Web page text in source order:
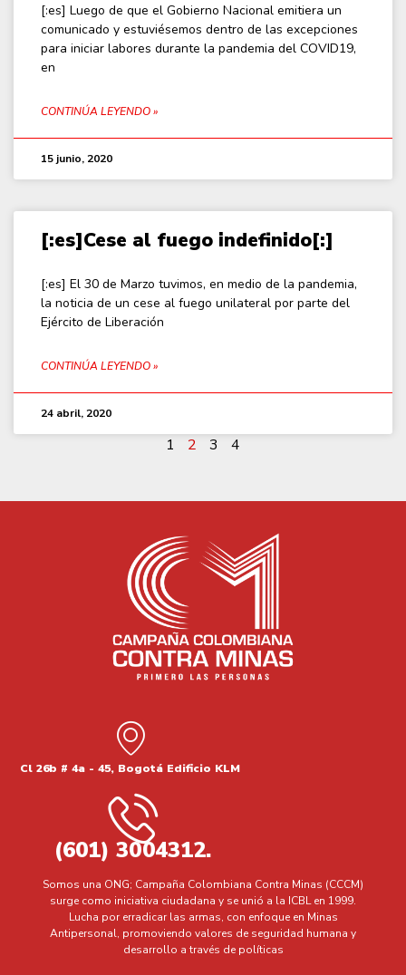
[:es] Luego de que el Gobierno Nacional emitiera un
comunicado y estuviésemos dentro de las excepciones
para iniciar labores durante la pandemia del COVID19,
en
CONTINÚA LEYENDO »
15 junio, 2020
[:es]Cese al fuego indefinido[:]
[:es] El 30 de Marzo tuvimos, en medio de la pandemia,
la noticia de un cese al fuego unilateral por parte del
Ejército de Liberación
CONTINÚA LEYENDO »
24 abril, 2020
1 2 3 4
Cl 26b # 4a - 45, Bogotá Edificio KLM
(601) 3004312.
Somos una ONG; Campaña Colombiana Contra Minas (CCCM)
surge como iniciativa ciudadana y se unió a la ICBL en 1999.
Lucha por erradicar las armas, con enfoque en Minas
Antipersonal, promoviendo valores de seguridad humana y
desarrollo a través de políticas